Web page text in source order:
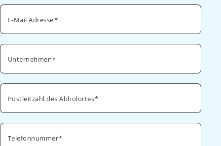
E-Mail Adresse
Unternehmen
Postleitzahl des Abholortes
Telefonnummer